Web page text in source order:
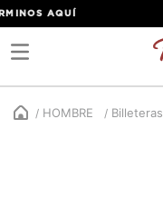
AQUÍ
HOMBRE Billeteras